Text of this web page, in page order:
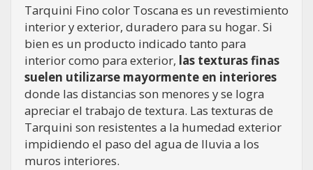
Tarquini Fino color Toscana es un revestimiento
interior y exterior, duradero para su hogar. Si
bien es un producto indicado tanto para
interior como para exterior, las texturas finas
suelen utilizarse mayormente en interiores
donde las distancias son menores y se logra
apreciar el trabajo de textura. Las texturas de
Tarquini son resistentes a la humedad exterior
impidiendo el paso del agua de lluvia a los
muros interiores.